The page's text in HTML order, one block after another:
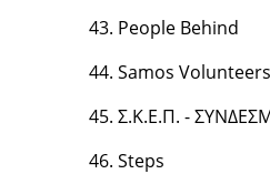
People Behind
Samos Volunteers
Σ.Κ.Ε.Π. -
Steps